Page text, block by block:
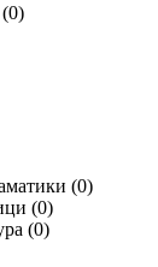
(0)
(0)
(0)
(0)